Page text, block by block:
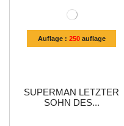
Auflage : 250auflage
SUPERMAN LETZTER
SOHN DES...